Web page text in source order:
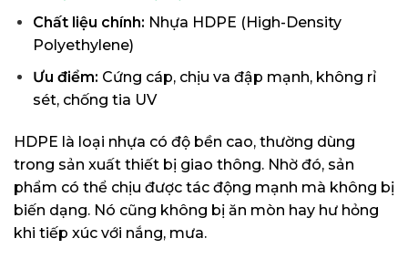
Chất liệu chính: Nhựa HDPE (High-Density
Polyethylene)
Ưu điểm: Cứng cáp, chịu va đập mạnh, không rỉ
sét, chống tia UV
HDPE là loại nhựa có độ bền cao, thường dùng
trong sản xuất thiết bị giao thông. Nhờ đó, sản
phẩm có thể chịu được tác động mạnh mà không bị
biến dạng. Nó cũng không bị ăn mòn hay hư hỏng
khi tiếp xúc với nắng, mưa.